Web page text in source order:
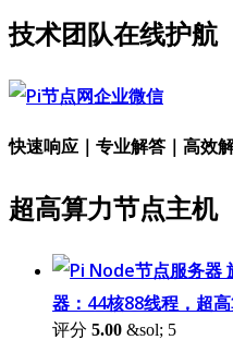
技术团队在线护航
快速响应｜专业解答｜高效
超高算力节点主机
器：44核88线程，超
评分 5.00 &sol; 5